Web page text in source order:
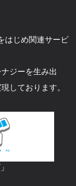
はじめ関連サービ
ジーを生み出
しております。
用する